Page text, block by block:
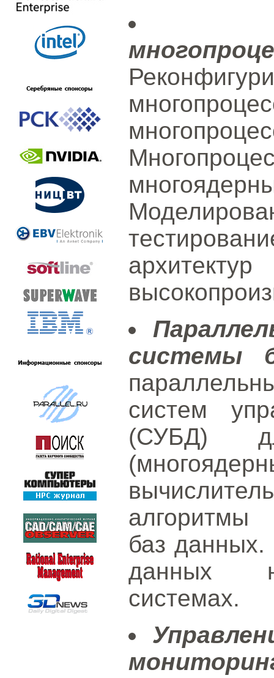
системы
систем
(СУБД)
алгоритмы
баз данных.
данных
системах.